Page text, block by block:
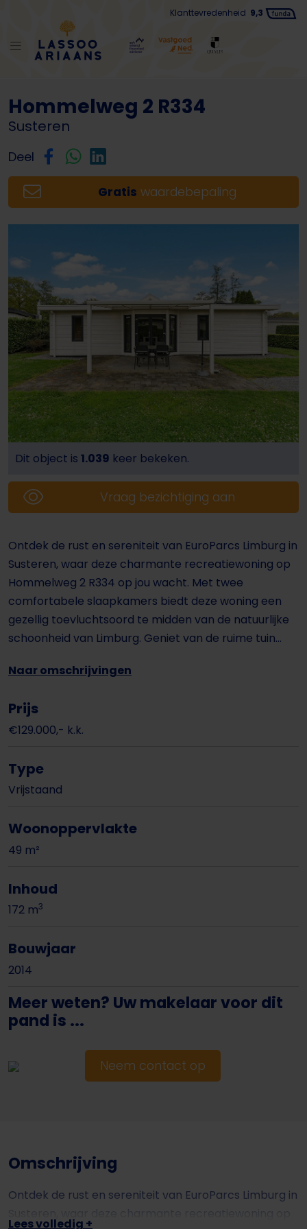
Klanttevredenheid 9,3
Terug naar lijst
Hommelweg 2 R334
Susteren
Deel
Gratis waardebepaling
Ontdek de rust en sereniteit van EuroParcs Limburg in
Susteren, waar deze charmante recreatiewoning op
Hommelweg 2 R334 op jou wacht. Met twee
comfortabele slaapkamers biedt deze woning een
gezellig toevluchtsoord te midden van de natuurlijke
schoonheid van Limburg. Geniet van de ruime tuin...
Naar omschrijvingen
Prijs
€129.000,- k.k.
Type
Vrijstaand
Woonoppervlakte
49 m²
Inhoud
172 m3
Bouwjaar
2014
Meer weten? Uw makelaar voor dit
pand is ...
Neem contact op
Dit object is 1.039 keer bekeken.
Vraag bezichtiging aan
Omschrijving
Ontdek de rust en sereniteit van EuroParcs Limburg in
Lees volledig +